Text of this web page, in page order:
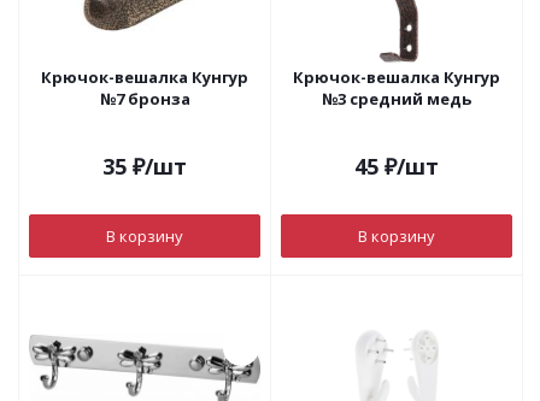
Крючок-вешалка Кунгур
№7 бронза
35 ₽/шт
В корзину
Крючок-вешалка Кунгур
№3 средний медь
45 ₽/шт
В корзину